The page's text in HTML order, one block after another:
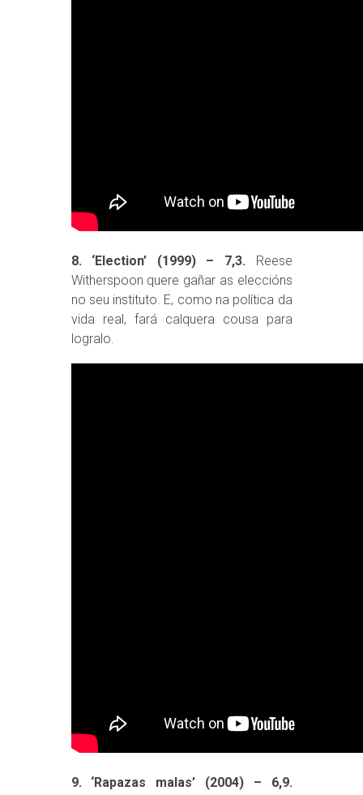
8. ‘Election’ (1999) – 7,3. Reese
Witherspoon quere gañar as eleccións
no seu instituto. E, como na política da
vida real, fará calquera cousa para
logralo.
9. ‘Rapazas malas’ (2004) – 6,9.